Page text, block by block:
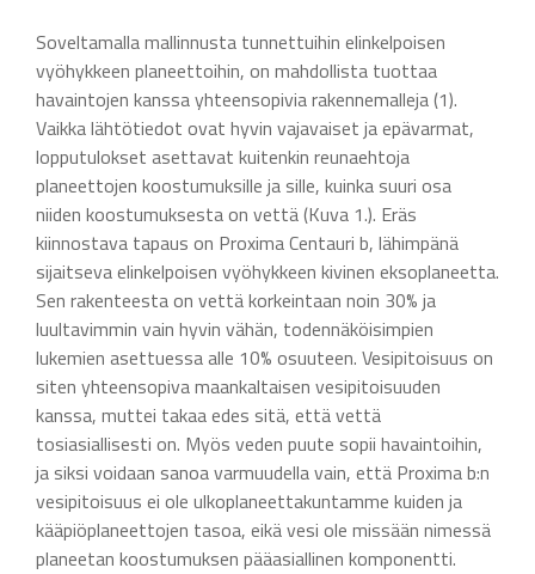
Soveltamalla mallinnusta tunnettuihin elinkelpoisen
vyöhykkeen planeettoihin, on mahdollista tuottaa
havaintojen kanssa yhteensopivia rakennemalleja (1).
Vaikka lähtötiedot ovat hyvin vajavaiset ja epävarmat,
lopputulokset asettavat kuitenkin reunaehtoja
planeettojen koostumuksille ja sille, kuinka suuri osa
niiden koostumuksesta on vettä (Kuva 1.). Eräs
kiinnostava tapaus on Proxima Centauri b, lähimpänä
sijaitseva elinkelpoisen vyöhykkeen kivinen eksoplaneetta.
Sen rakenteesta on vettä korkeintaan noin 30% ja
luultavimmin vain hyvin vähän, todennäköisimpien
lukemien asettuessa alle 10% osuuteen. Vesipitoisuus on
siten yhteensopiva maankaltaisen vesipitoisuuden
kanssa, muttei takaa edes sitä, että vettä
tosiasiallisesti on. Myös veden puute sopii havaintoihin,
ja siksi voidaan sanoa varmuudella vain, että Proxima b:n
vesipitoisuus ei ole ulkoplaneettakuntamme kuiden ja
kääpiöplaneettojen tasoa, eikä vesi ole missään nimessä
planeetan koostumuksen pääasiallinen komponentti.